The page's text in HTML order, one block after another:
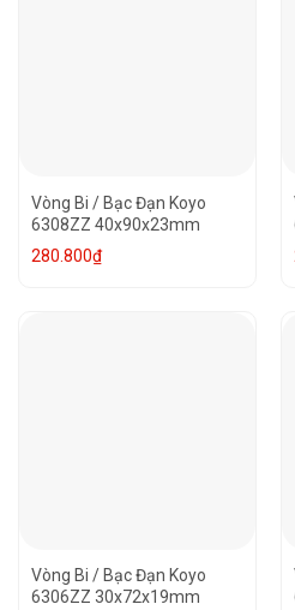
Vòng Bi / Bạc Đạn Koyo
6308ZZ 40x90x23mm
280.800₫
Vòng Bi / Bạc Đạn Koyo
6306ZZ 30x72x19mm